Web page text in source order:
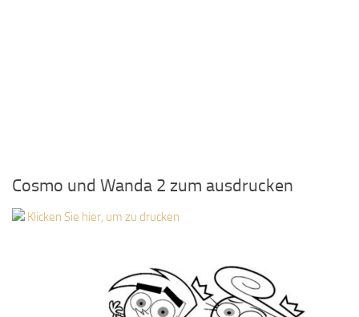
Cosmo und Wanda 2 zum ausdrucken
Klicken Sie hier, um zu drucken